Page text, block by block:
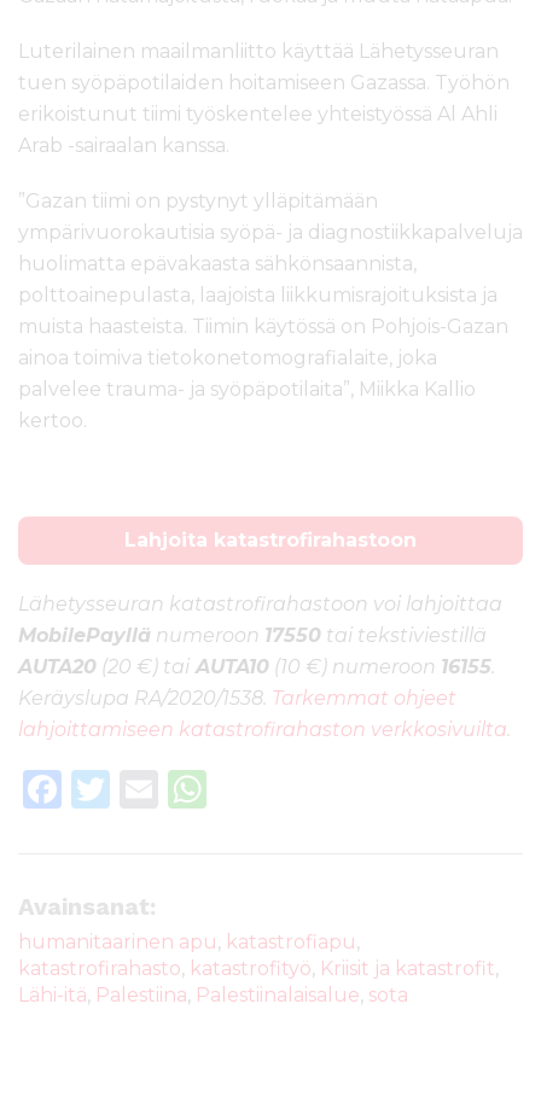
Luterilainen maailmanliitto käyttää Lähetysseuran
tuen syöpäpotilaiden hoitamiseen Gazassa. Työhön
erikoistunut tiimi työskentelee yhteistyössä Al Ahli
Arab -sairaalan kanssa.
”Gazan tiimi on pystynyt ylläpitämään
ympärivuorokautisia syöpä- ja diagnostiikkapalveluja
huolimatta epävakaasta sähkönsaannista,
polttoainepulasta, laajoista liikkumisrajoituksista ja
muista haasteista. Tiimin käytössä on Pohjois-Gazan
ainoa toimiva tietokonetomografialaite, joka
palvelee trauma- ja syöpäpotilaita”, Miikka Kallio
kertoo.
Lahjoita katastrofirahastoon
Lähetysseuran katastrofirahastoon voi lahjoittaa
MobilePayllä numeroon 17550 tai tekstiviestillä
AUTA20 (20 €) tai AUTA10 (10 €) numeroon 16155.
Keräyslupa RA/2020/1538. Tarkemmat ohjeet
lahjoittamiseen katastrofirahaston verkkosivuilta.
F
e
b
o
T
te
r
E
A
p
Avainsanat:
humanitaarinen apu, katastrofiapu,
katastrofirahasto, katastrofityö, Kriisit ja katastrofit,
Lähi-itä, Palestiina, Palestiinalaisalue, sota